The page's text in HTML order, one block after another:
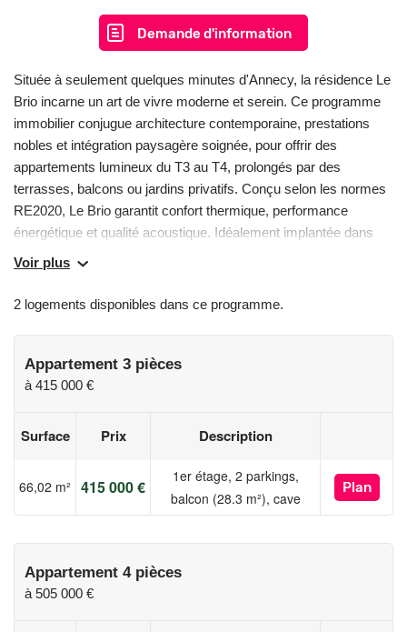
Demande d'information
Située à seulement quelques minutes d'Annecy, la résidence Le
Brio incarne un art de vivre moderne et serein. Ce programme
immobilier conjugue architecture contemporaine, prestations
nobles et intégration paysagère soignée, pour offrir des
appartements lumineux du T3 au T4, prolongés par des
terrasses, balcons ou jardins privatifs. Conçu selon les normes
RE2020, Le Brio garantit confort thermique, performance
énergétique et qualité acoustique. Idéalement implantée dans
une commune dynamique et connectée, entre lac et
comme des investisseurs en quête d'un cadre de vie privilégié
Les informations sur les risques auxquels ce bien est exposé
sont disponibles sur le site Géorisques :
Voir plus
2 logements disponibles dans ce programme.
Appartement 3 pièces
à 415 000 €
Surface Prix Description
66,02 m² 415 000 €
1er étage, 2 parkings,
balcon (28.3 m²), cave
Plan
Appartement 4 pièces
à 505 000 €